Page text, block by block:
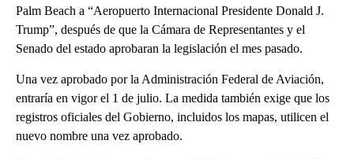
Palm Beach a “Aeropuerto Internacional Presidente Donald J.
Trump”, después de que la Cámara de Representantes y el
Senado del estado aprobaran la legislación el mes pasado.
Una vez aprobado por la Administración Federal de Aviación,
entraría en vigor el 1 de julio. La medida también exige que los
registros oficiales del Gobierno, incluidos los mapas, utilicen el
nuevo nombre una vez aprobado.